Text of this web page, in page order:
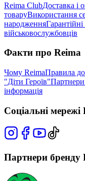
Reima ClubДоставка і
товаруВикористання
народження
військовослужбовців
Факти про Reima
Чому ReimaПравила
"Діти Героїв"
інформація
Соціальні мережі
Партнери бренду